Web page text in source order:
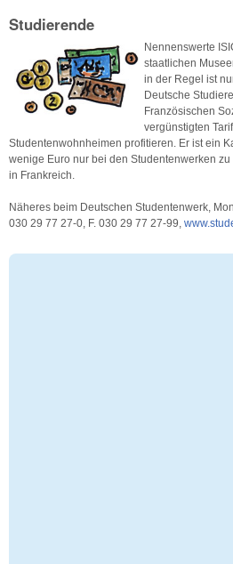
Studierende
Nennenswerte
staatlichen
in der Regel ist
Deutsche
Französischen
vergünstigten
Studentenwohnheimen profitieren. Er ist ein
wenige Euro nur bei den Studentenwerken
in Frankreich.
Näheres beim Deutschen Studentenwerk,
030 29 77 27-0, F. 030 29 77 27-99,